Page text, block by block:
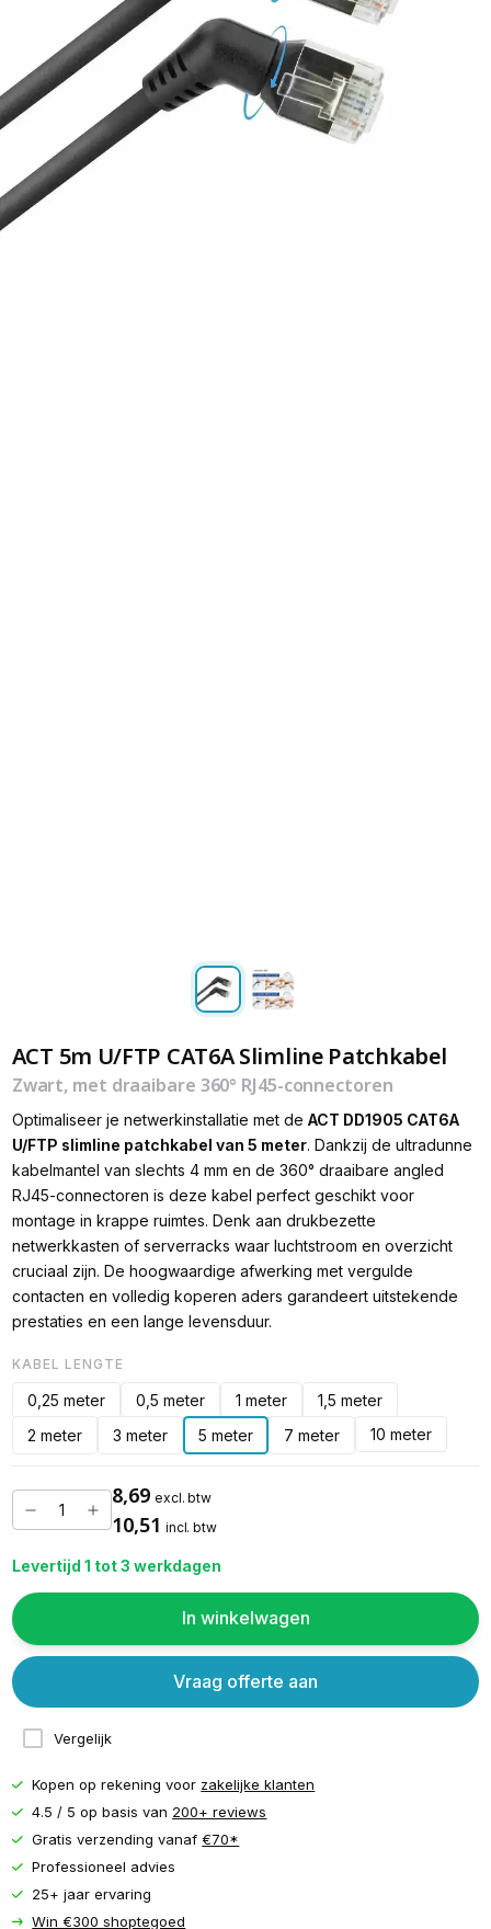
ACT 5m U/FTP CAT6A Slimline Patchkabel
Zwart, met draaibare 360° RJ45-connectoren
Optimaliseer je netwerkinstallatie met de ACT DD1905 CAT6A
U/FTP slimline patchkabel van 5 meter. Dankzij de ultradunne
kabelmantel van slechts 4 mm en de 360° draaibare angled
RJ45-connectoren is deze kabel perfect geschikt voor
montage in krappe ruimtes. Denk aan drukbezette
netwerkkasten of serverracks waar luchtstroom en overzicht
cruciaal zijn. De hoogwaardige afwerking met vergulde
contacten en volledig koperen aders garandeert uitstekende
prestaties en een lange levensduur.
KABEL LENGTE
0,25 meter 0,5 meter 1 meter
1,5 meter
2 meter
3 meter 5 meter 7 meter 10 meter
8,69 excl. btw
10,51 incl. btw
Levertijd 1 tot 3 werkdagen
In winkelwagen
Vergelijk
Vraag offerte aan
Kopen op rekening voor zakelijke klanten
4.5 / 5 op basis van 200+ reviews
Gratis verzending vanaf€70*
Professioneel advies
25+ jaar ervaring
Win €300 shoptegoed